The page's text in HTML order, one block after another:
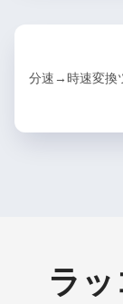
分速→時速変換
ラ